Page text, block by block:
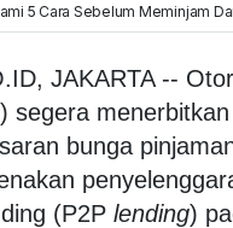
5 Cara Sebelum Meminjam
JAKARTA --
segera
bunga
(P2P lending)